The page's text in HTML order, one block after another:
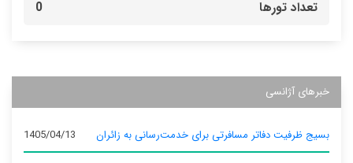
تعداد تورها 0
خبرهای آژانسی
بسیج ظرفیت دفاتر مسافرتی برای خدمت‌رسانی به زائران 1405/04/13